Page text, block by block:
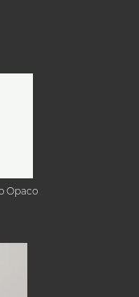
Opaco